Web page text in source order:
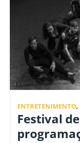
ENTRETENIMENTO,
Festival